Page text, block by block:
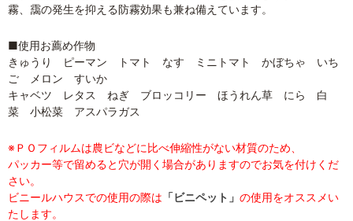
霧、靄の発生を抑える防霧効果も兼ね備えています。
■使用お薦め作物
きゅうり ピーマン トマト なす ミニトマト かぼちゃ いち
ご メロン すいか
キャベツ レタス ねぎ ブロッコリー ほうれん草 にら 白
菜 小松菜 アスパラガス
※ＰＯフィルムは農ビなどに比べ伸縮性がない材質のため、
パッカー等で留めると穴が開く場合がありますのでお気を付けくだ
さい。
ビニールハウスでの使用の際は 「ビニペット」 の使用をオススメい
たします。